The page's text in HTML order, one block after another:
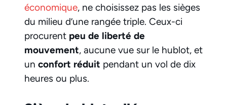
économique, ne choisissez pas les sièges
du milieu d’une rangée triple. Ceux-ci
procurent peu de liberté de
mouvement, aucune vue sur le hublot, et
un confort réduit pendant un vol de dix
heures ou plus.